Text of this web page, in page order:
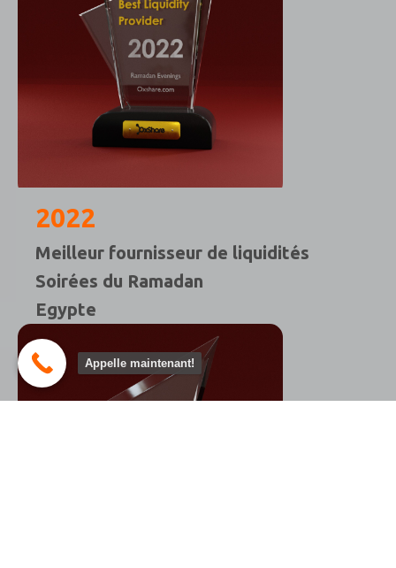
2022
Meilleur fournisseur de liquidités
Soirées du Ramadan
Egypte
Appelle maintenant!